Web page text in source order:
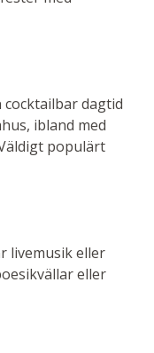
cocktailbar dagtid
ibland med
populärt
livemusik eller
eller